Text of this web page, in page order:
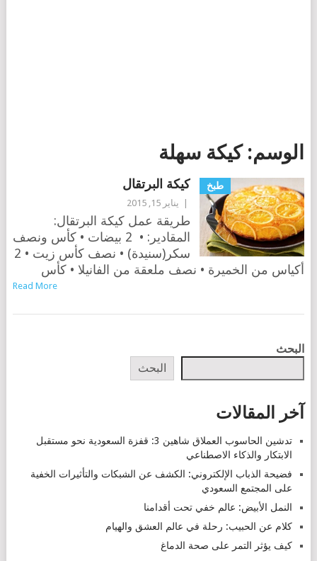
الوسم:كيكة سهلة
طبخ كيكة البرتقال
يناير 15, 2015
طريقة عمل كيكة البرتقال:
المقادير: • 2 بيضات • كأس ونصف
سكر(سنيدة) • نصف كأس زيت • 2
أكياس من الخميرة • نصف ملعقة من الفانيلا • كأس
Read More
POSTS
البحث
البحث
آخر المقالات
تدشين الحاسوب العملاق شاهين 3: قفزة السعودية نحو مستقبل
الابتكار والذكاء الاصطناعي
فضيحة الذباب الإلكتروني: الكشف عن الشبكات والتأثيرات الخفية
على المجتمع السعودي
النمل الأبيض: عالم خفي تحت أقدامنا
كلام عن الحبيب: رحلة في عالم العشق والهيام
كيف يؤثر التمر على صحة الدماغ